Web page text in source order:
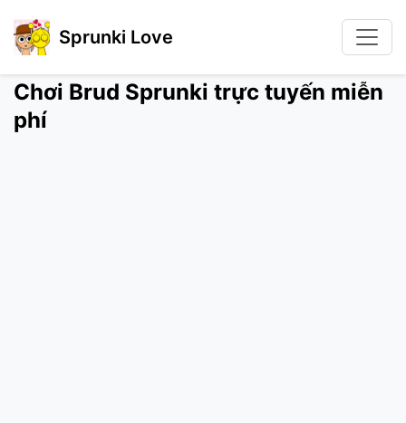
Sprunki Love
Chơi Brud Sprunki trực tuyến miễn
phí